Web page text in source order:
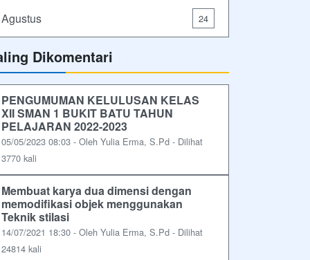
Agustus 24
Dikomentari
PENGUMUMAN KELULUSAN KELAS
XII SMAN 1 BUKIT BATU TAHUN
PELAJARAN 2022-2023
05/05/2023 08:03 - Oleh Yulia Erma, S.Pd - Dilihat
3770 kali
Membuat karya dua dimensi dengan
memodifikasi objek menggunakan
Teknik stilasi
14/07/2021 18:30 - Oleh Yulia Erma, S.Pd - Dilihat
24814 kali